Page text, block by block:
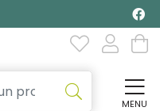
MENU